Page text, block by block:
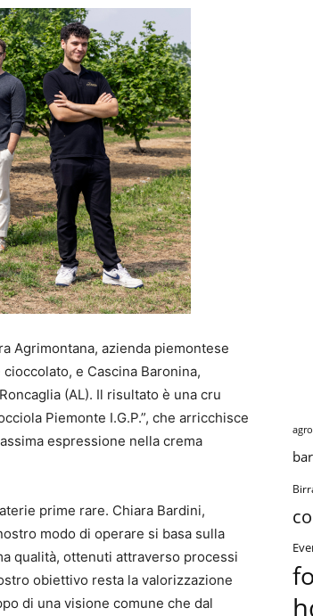
Agrimontana, azienda piemontese
e Cascina Baronina,
(AL). Il risultato è una cru
Piemonte I.G.P.”, che arricchisce
espressione nella crema
prime rare. Chiara Bardini,
modo di operare si basa sulla
qualità, ottenuti attraverso processi
obiettivo resta la valorizzazione
di una visione comune che dal